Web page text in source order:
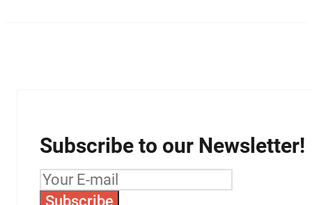
Subscribe to our Newsletter!
Subscribe